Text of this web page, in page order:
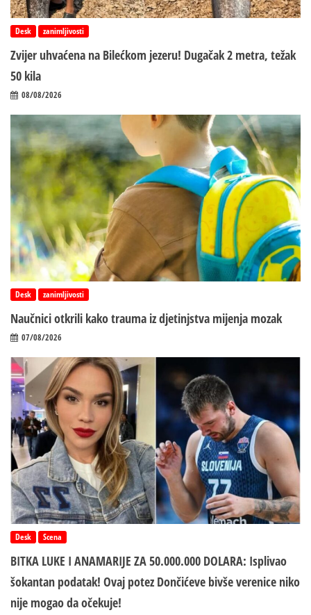
Desk zanimljivosti
Zvijer uhvaćena na Bilećkom jezeru! Dugačak 2 metra, težak
50 kila
08/08/2026
Desk zanimljivosti
Naučnici otkrili kako trauma iz d‌jetinjstva mijenja mozak
07/08/2026
Desk Scena
BITKA LUKE I ANAMARIJE ZA 50.000.000 DOLARA: Isplivao
šokantan podatak! Ovaj potez Dončićeve bivše verenice niko
nije mogao da očekuje!